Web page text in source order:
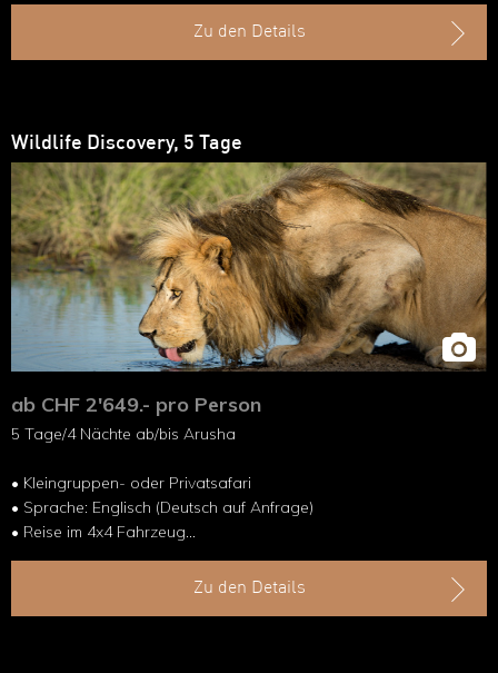
Zu den Details
Wildlife Discovery, 5 Tage
ab CHF 2'649.- pro Person
5 Tage/4 Nächte ab/bis Arusha
• Kleingruppen- oder Privatsafari
• Sprache: Englisch (Deutsch auf Anfrage)
• Reise im 4x4 Fahrzeug
• Ngorongoro Krater & endlose Serengeti
Zu den Details